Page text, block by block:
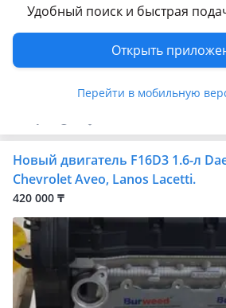
Удобный поиск и быстрая
Открыть
Перейти в мобильную
Новая Daewoo Nexia оригинал Daewoo Lanos 1 (T100) 1997 2002 Lanos (T150) 2000 2008 Nexia N150 2008 2016
Новый двигатель F16D3 1.6-л
Chevrolet Aveo, Lanos Lacetti.
420 000 ₸